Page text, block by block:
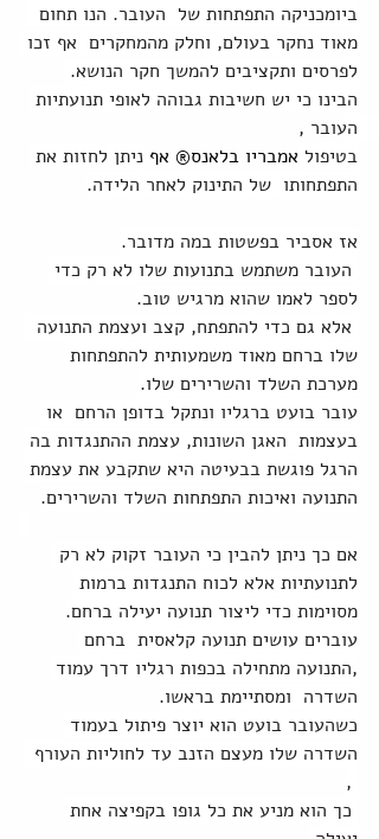
ביומכניקה התפתחות של  העובר. הנו תחום
מאוד נחקר בעולם, וחלק מהמחקרים  אף זכו
לפרסים ותקציבים להמשך חקר הנושא.
הבינו כי יש חשיבות גבוהה לאופי תנועתיות
העובר ,
בטיפול אמבריו בלאנס® אף ניתן לחזות את
התפתחותו  של התינוק לאחר הלידה.
אז אסביר בפשטות במה מדובר.
העובר משתמש בתנועות שלו לא רק כדי
לספר לאמו שהוא מרגיש טוב.
אלא גם כדי להתפתח, קצב ועצמת התנועה
שלו ברחם מאוד משמעותית להתפתחות
מערכת השלד והשרירים שלו.
עובר בועט ברגליו ונתקל בדופן הרחם  או
בעצמות  האגן השונות, עצמת ההתנגדות בה
הרגל פוגשת בבעיטה היא שתקבע את עצמת
התנועה ואיכות התפתחות השלד והשרירים.
אם כך ניתן להבין כי העובר זקוק לא רק
לתנועתיות אלא לכוח התנגדות ברמות
מסוימות כדי ליצור תנועה יעילה ברחם.
עוברים עושים תנועה קלאסית  ברחם
,התנועה מתחילה בכפות רגליו דרך עמוד
השדרה  ומסתיימת בראשו.
כשהעובר בועט הוא יוצר פיתול בעמוד
השדרה שלו מעצם הזנב עד לחוליות העורף
,
כך הוא מניע את כל גופו בקפיצה אחת